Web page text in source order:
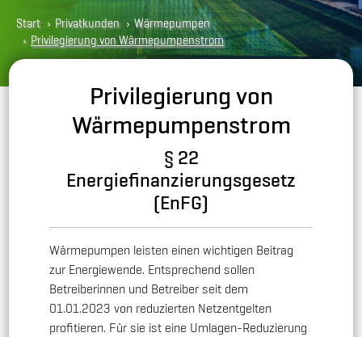
Start Privatkunden
Wärmepumpen
Privilegierung von Wärmepumpenstrom
Privilegierung von
Wärmepumpenstrom
§ 22
Energiefinanzierungsgesetz
(EnFG)
Wärmepumpen leisten einen wichtigen Beitrag
zur Energiewende. Entsprechend sollen
Betreiberinnen und Betreiber seit dem
01.01.2023 von reduzierten Netzentgelten
profitieren. Für sie ist eine Umlagen-Reduzierung